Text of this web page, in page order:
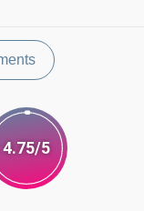
4.75/5